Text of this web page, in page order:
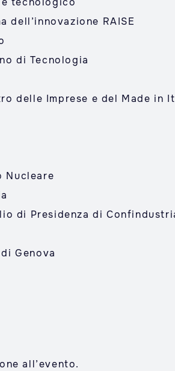
dell’innovazione RAISE
di Tecnologia
delle Imprese e del Made in
Nucleare
di Presidenza di
Genova
all’evento.